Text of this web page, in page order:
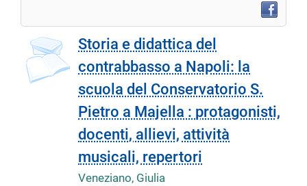
Storia e didattica del
contrabbasso a Napoli: la
scuola del Conservatorio S.
Pietro a Majella : protagonisti,
docenti, allievi, attività
musicali, repertori
Veneziano, Giulia